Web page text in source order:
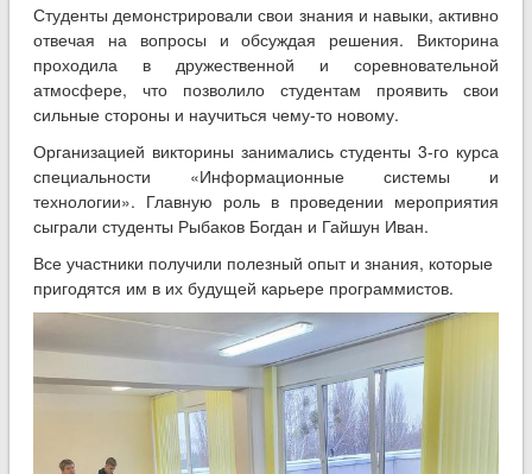
Студенты демонстрировали свои знания и навыки, активно
отвечая на вопросы и обсуждая решения. Викторина
проходила в дружественной и соревновательной
атмосфере, что позволило студентам проявить свои
сильные стороны и научиться чему-то новому.
Организацией викторины занимались студенты 3-го курса
специальности «Информационные системы и
технологии». Главную роль в проведении мероприятия
сыграли студенты Рыбаков Богдан и Гайшун Иван.
Все участники получили полезный опыт и знания, которые
пригодятся им в их будущей карьере программистов.